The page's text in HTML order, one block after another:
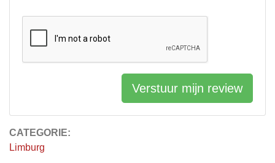
CATEGORIE:
Limburg
Verstuur mijn review